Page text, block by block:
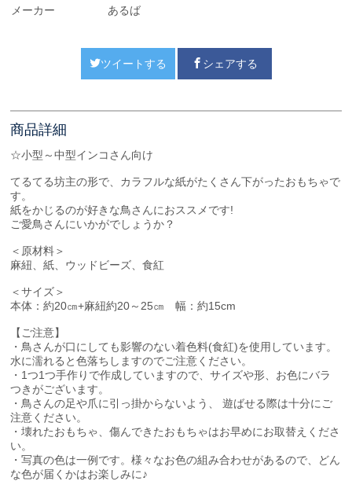
メーカー あるば
ツイートする シェアする
商品詳細
☆小型～中型インコさん向け
てるてる坊主の形で、カラフルな紙がたくさん下がったおもちゃで
す。
紙をかじるのが好きな鳥さんにおススメです!
ご愛鳥さんにいかがでしょうか？
＜原材料＞
麻紐、紙、ウッドビーズ、食紅
＜サイズ＞
本体：約20㎝+麻紐約20～25㎝ 幅：約15cm
【ご注意】
・鳥さんが口にしても影響のない着色料(食紅)を使用しています。
水に濡れると色落ちしますのでご注意ください。
・1つ1つ手作りで作成していますので、サイズや形、お色にバラ
つきがございます。
・鳥さんの足や爪に引っ掛からないよう、 遊ばせる際は十分にご
注意ください。
・壊れたおもちゃ、傷んできたおもちゃはお早めにお取替えくださ
い。
・写真の色は一例です。様々なお色の組み合わせがあるので、どん
な色が届くかはお楽しみに♪